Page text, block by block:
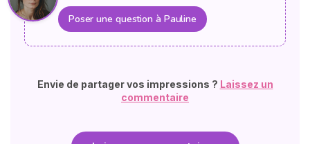
Poser une question à Pauline
Envie de partager vos impressions ? Laissez un
commentaire